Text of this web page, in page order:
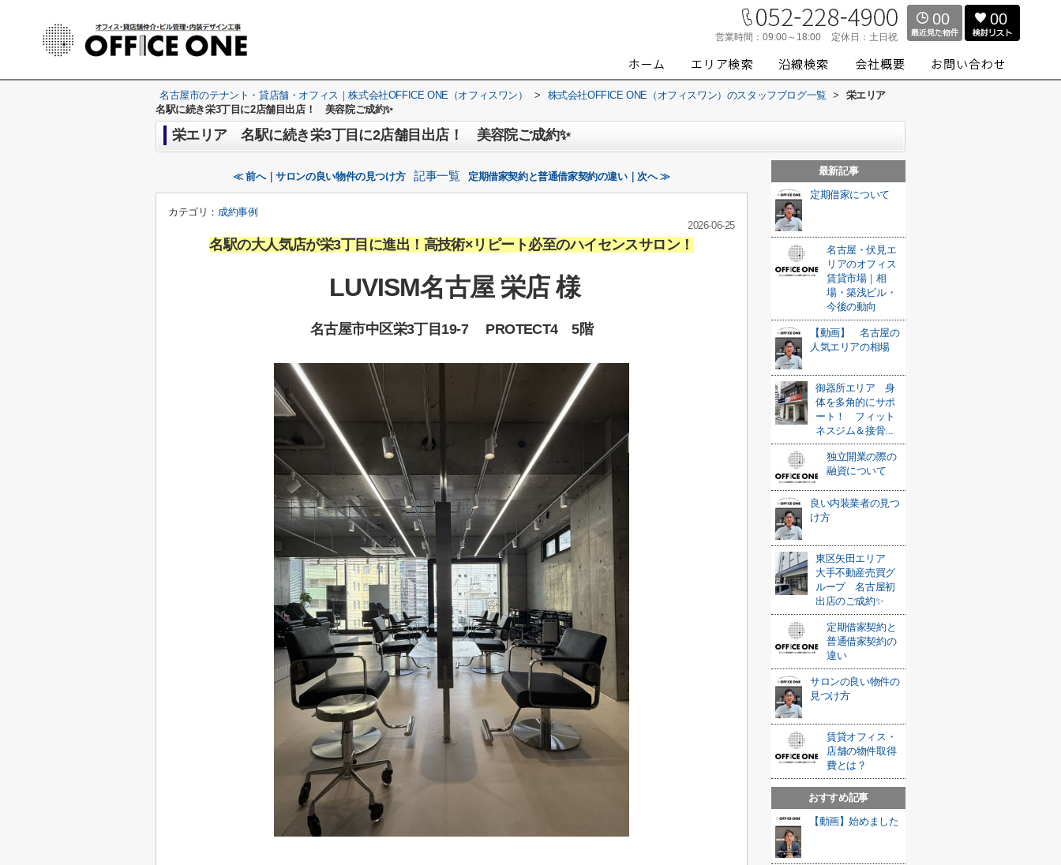
営業時間： 09:00～18:00 定休日： 土日祝
00 00
名古屋市のテナント・貸店舗・オフィス｜株式会社OFFICE ONE（オフィスワン） > 株式会社OFFICE ONE（オフィスワン）のスタッフブログ一覧 >
栄エリア
名駅に続き栄3丁目に2店舗目出店！ 美容院ご成約✨
栄エリア 名駅に続き栄3丁目に2店舗目出店！ 美容院ご成約✨
≪ 前へ｜サロンの良い物件の見つけ方 記事一覧 定期借家契約と普通借家契約の違い｜次へ ≫
カテゴリ： 成約事例
2026-06-25
名駅の大人気店が栄3丁目に進出！高技術×リピート必至のハイセンスサロン！
LUVISM名古屋 栄店様
名古屋市中区栄3丁目19-7 PROTECT4 5階
最新記事
定期借家について
名古屋・伏見エ
リアのオフィス
賃貸市場｜相
場・築浅ビル・
今後の動向
【動画】 名古屋の
人気エリアの相場
御器所エリア 身
体を多角的にサポ
ート！ フィット
ネスジム＆接骨...
独立開業の際の
融資について
良い内装業者の見つ
け方
東区矢田エリア
大手不動産売買グ
ループ 名古屋初
出店のご成約✨
定期借家契約と
普通借家契約の
違い
サロンの良い物件の
見つけ方
賃貸オフィス・
店舗の物件取得
費とは？
おすすめ記事
【動画】始めました